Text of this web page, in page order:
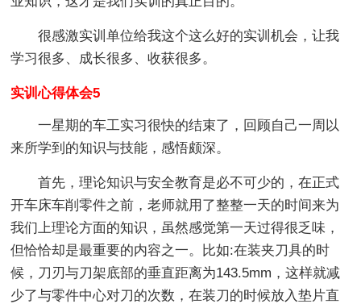
很感激实训单位给我这个这么好的实训机会，让我
学习很多、成长很多、收获很多。
实训心得体会5
一星期的车工实习很快的结束了，回顾自己一周以
来所学到的知识与技能，感悟颇深。
首先，理论知识与安全教育是必不可少的，在正式
开车床车削零件之前，老师就用了整整一天的时间来为
我们上理论方面的知识，虽然感觉第一天过得很乏味，
但恰恰却是最重要的内容之一。比如:在装夹刀具的时
候，刀刃与刀架底部的垂直距离为143.5mm，这样就减
少了与零件中心对刀的次数，在装刀的时候放入垫片直